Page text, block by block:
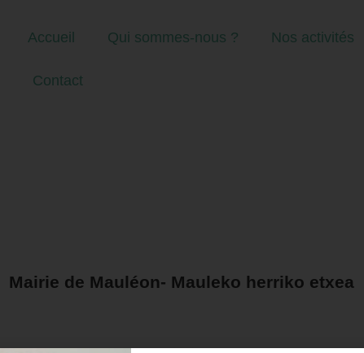
Accueil Qui sommes-nous ? Nos activités
Contact
Mairie de Mauléon- Mauleko herriko etxea